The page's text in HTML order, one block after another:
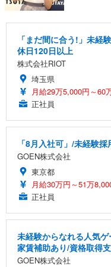
「まだ間に合う!」未経
休日120日以上
株式会社RIOT
埼玉県
月給29万5,000円～60
正社員
「8月入社可」/未経験
GOEN株式会社
東京都
月給30万円～51万
正社員
未経験からなれる人気
家賃補助あり/資格取得
GOEN株式会社